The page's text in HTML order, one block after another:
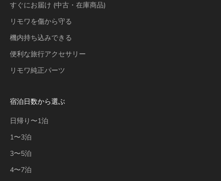
すぐにお届け (中古・在庫商品)
リモワを傷から守る
機内持ち込みできる
便利な旅行アクセサリー
リモワ純正パーツ
宿泊日数から選ぶ
日帰り〜1泊
1〜3泊
3〜5泊
4〜7泊